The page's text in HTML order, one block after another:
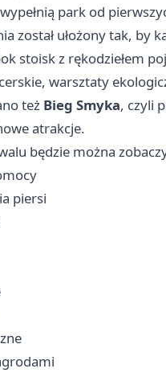
park od
został ułożony tak, by
stoisk z rękodziełem
warsztaty
też Bieg Smyka, czyli
atrakcje.
będzie można
piersi